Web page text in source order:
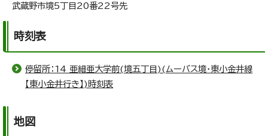
武蔵野市境5丁目20番22号先
時刻表
停留所：14 亜細亜大学前(境五丁目)(ムーバス境・東小金井線
【東小金井行き】)時刻表
地図